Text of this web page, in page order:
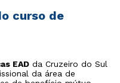
curso de
EAD da Cruzeiro do Sul
da área de